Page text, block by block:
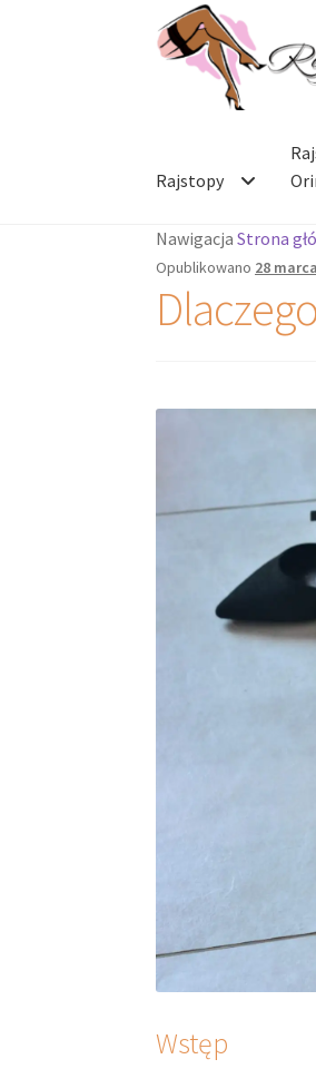
Przejdź
do
nawigacji
Przejdź
do
treści
Rajstopy
NawigacjaStrona
Opublikowano 28
Wstęp